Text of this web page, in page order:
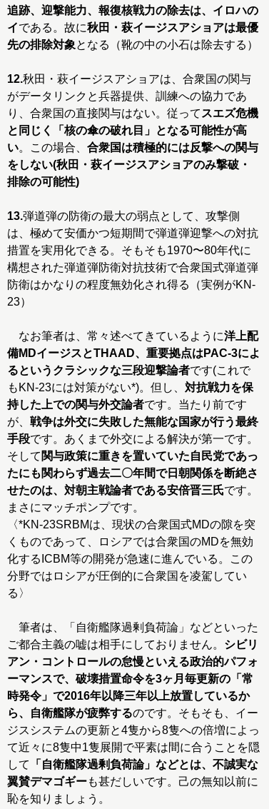
追跡、迎撃能力、報復核戦力の除去は、イロハの
イである。故に秋田・萩イージスアショアは最優
先の排除対象となる（靴の中の小石は除去する）
12.秋田・萩イージスアショアは、合衆国の関与
がデータリンクと兵器提供、訓練への協力であ
り、合衆国の直接関与はない。従って スエズ危機
と同じく「核の傘の破れ目」となる可能性が高
い。この場合、 合衆国は積極的には反撃への関与
をしない(秋田・萩イージスアショアのみ撃破・
排除の可能性)
13.弾道弾の防衛の最大の弱点として、攻撃側
は、極めて安価かつ短期間で弾道弾迎撃への対抗
措置を実用化できる。そもそも1970〜80年代に
構想された弾道弾防衛対抗技術で合衆国式弾道弾
防衛はかなりの程度無効化され得る（実例がKN-
23）
なお筆者は、常々述べてきているように洋上配
備MDイージスとTHAAD、重要拠点はPAC-3によ
るというクラシックな三段迎撃論者です(これで
もKN-23には対策がない*)。但し、 対抗戦力を保
持した上での関与外交論者です。当たり前です
が、 戦争は外交に失敗した無能な国家が行う最終
手段です。あくまで外交による解決が第一です。
そして 関与政策に重きを置いていた自民党であっ
たにも関わらず過去二〇年間で日朝関係を断絶さ
せたのは、対朝主戦論者である安倍晋三氏です。
まさにマッチポンプです。
〈*KN-23SRBMは、現状の合衆国式MDの隙を突
くものであって、ロシアでは合衆国のMDを無効
化するICBM等の開発が急速に進んでいる。この
分野ではロシアが圧倒的に合衆国を凌駕してい
る〉
筆者は、「自衛艦隊過剰負荷論」などといった
ご都合主義の嘘は相手にしておりません。 シビリ
アン・コントロールの怠慢といえる政治的パフォ
ーマンスで、破壊措置命令を3ヶ月毎更新の「常
時発令」で2016年以降三年以上放置しているか
ら、自衛艦隊が疲弊するのです。そもそも、イー
ジスシステムの更新と4隻から8隻への倍増によっ
て近々に8隻中1隻展開で平素は間に合うことを隠
して
「自衛艦隊過剰負荷論」などとは、不誠実な
翼賛デマゴギーも甚だしいです。己の無知以前に
恥を知りましょう。